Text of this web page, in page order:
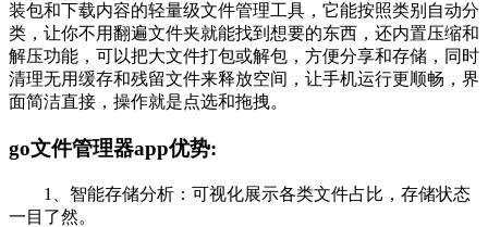
装包和下载内容的轻量级文件管理工具，它能按照类别自动分
类，让你不用翻遍文件夹就能找到想要的东西，还内置压缩和
解压功能，可以把大文件打包或解包，方便分享和存储，同时
清理无用缓存和残留文件来释放空间，让手机运行更顺畅，界
面简洁直接，操作就是点选和拖拽。
go文件管理器app优势:
1、智能存储分析：可视化展示各类文件占比，存储状态
一目了然。